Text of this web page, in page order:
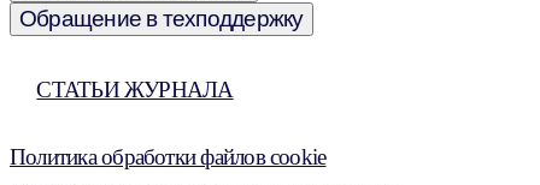
Обращение в техподдержку
СТАТЬИ ЖУРНАЛА
Политика обработки файлов cookie